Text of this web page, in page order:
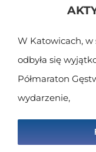
W Katowicach, w
odbyła się
Półmaraton
wydarzenie,